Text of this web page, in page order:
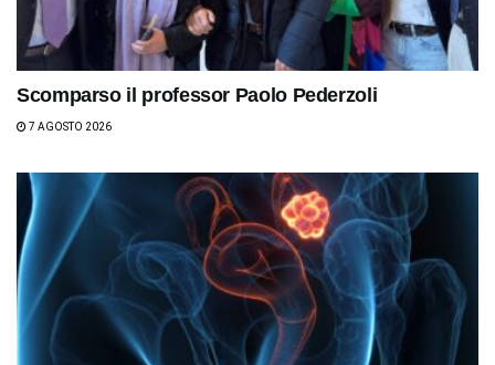
Scomparso il professor Paolo Pederzoli
7 AGOSTO 2026